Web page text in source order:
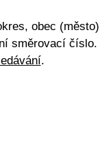
obec
směrovací
.